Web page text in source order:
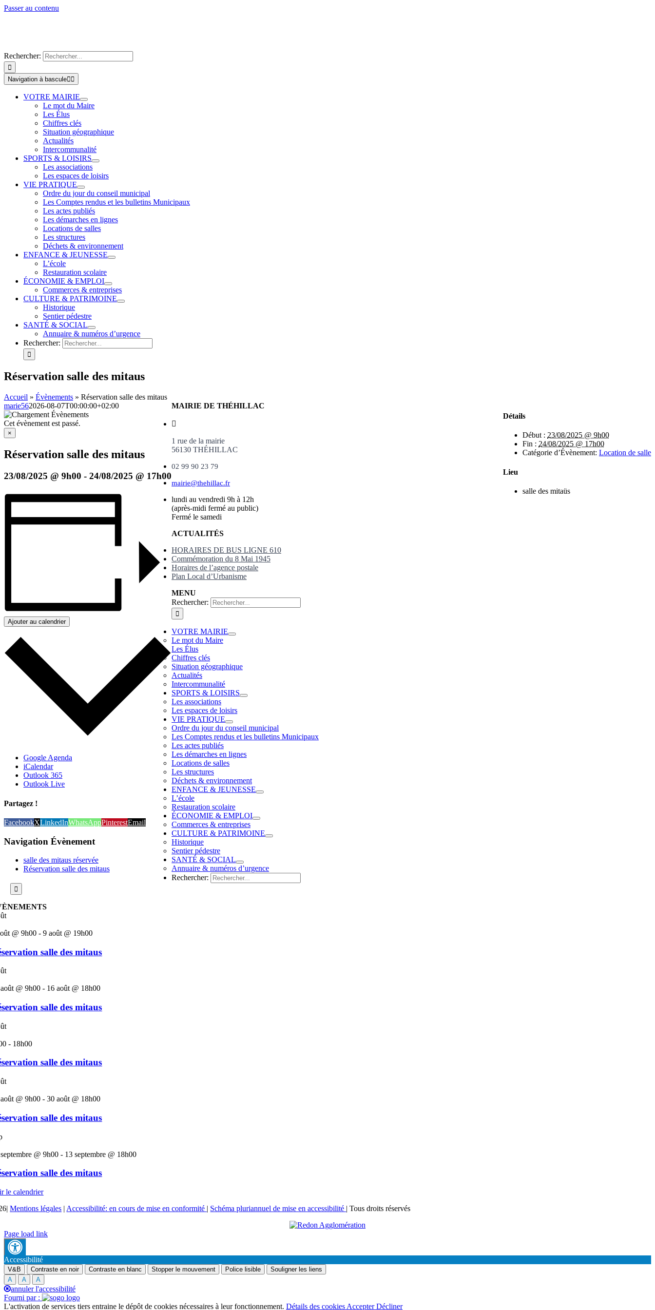
Passer au contenu
Rechercher:
Navigation à bascule
VOTRE MAIRIE
Le mot du Maire
Les Élus
Chiffres clés
Situation géographique
Actualités
Intercommunalité
SPORTS & LOISIRS
Les associations
Les espaces de loisirs
VIE PRATIQUE
Ordre du jour du conseil municipal
Les Comptes rendus et les bulletins Municipaux
Les actes publiés
Les démarches en lignes
Locations de salles
Les structures
Déchets & environnement
ENFANCE & JEUNESSE
L’école
Restauration scolaire
ÉCONOMIE & EMPLOI
Commerces & entreprises
CULTURE & PATRIMOINE
Historique
Sentier pédestre
SANTÉ & SOCIAL
Annuaire & numéros d’urgence
Rechercher:
Réservation salle des mitaus
Accueil » Évènements » Réservation salle des mitaus
marie562026-08-07T00:00:00+02:00
Cet évènement est passé.
×
Réservation salle des mitaus
23/08/2025 @ 9h00 - 24/08/2025 @ 17h00
Ajouter au calendrier
Google Agenda
iCalendar
Outlook 365
Outlook Live
Partagez !
FacebookXLinkedInWhatsAppPinterestEmail
Navigation Évènement
salle des mitaus réservée
Réservation salle des mitaus
Détails
Début : 23/08/2025 @ 9h00
Fin : 24/08/2025 @ 17h00
Catégorie d’Évènement: Location de salle
Lieu
salle des mitaüs
MAIRIE DE THÉHILLAC
1 rue de la mairie
56130 THÉHILLAC
02 99 90 23 79
mairie@thehillac.fr
lundi au vendredi 9h à 12h
(après-midi fermé au public)
Fermé le samedi
ACTUALITÉS
HORAIRES DE BUS LIGNE 610
Commémoration du 8 Mai 1945
Horaires de l’agence postale
Plan Local d’Urbanisme
MENU
Rechercher:
VOTRE MAIRIE
Le mot du Maire
Les Élus
Chiffres clés
Situation géographique
Actualités
Intercommunalité
SPORTS & LOISIRS
Les associations
Les espaces de loisirs
VIE PRATIQUE
Ordre du jour du conseil municipal
Les Comptes rendus et les bulletins Municipaux
Les actes publiés
Les démarches en lignes
Locations de salles
Les structures
Déchets & environnement
ENFANCE & JEUNESSE
L’école
Restauration scolaire
ÉCONOMIE & EMPLOI
Commerces & entreprises
CULTURE & PATRIMOINE
Historique
Sentier pédestre
SANTÉ & SOCIAL
Annuaire & numéros d’urgence
Rechercher:
@ 9h00 -9 août @ 19h00
salle des mitaus
@ 9h00 - 16 août @ 18h00
salle des mitaus
- 18h00
salle des mitaus
@ 9h00 -30 août @ 18h00
salle des mitaus
@ 9h00 - 13 septembre @ 18h00
salle des mitaus
le calendrier
Mentions légales | Accessibilité: en cours de mise en conformité | Schéma pluriannuel de mise en accessibilité | Tous droits réservés
Page load link
Accessibilité
V&B Contraste en noir Contraste en blanc Stopper le mouvement Police lisible
Souligner les liens
A
A A
annuler l'accessibilité
Fourni par :
L'activation de services tiers entraine le dépôt de cookies nécessaires à leur fonctionnement. Détails des cookies AccepterDécliner